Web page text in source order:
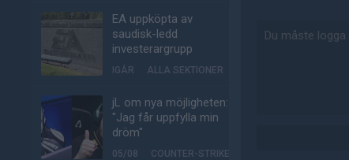
EA uppköpta av
saudisk-ledd
investerargrupp
IGÅR ALLA SEKTIONER
jL om nya möjligheten:
"Jag får uppfylla min
dröm"
05/08 COUNTER-STRIKE